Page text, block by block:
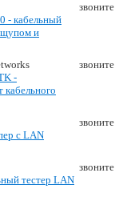
- кабельный
щупом и
звоните
-
звоните
c LAN
звоните
тестер LAN
звоните